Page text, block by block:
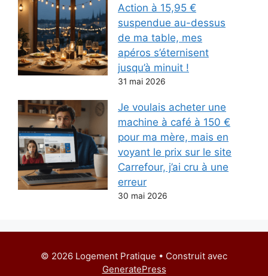
Action à 15,95 €
suspendue au-dessus
de ma table, mes
apéros s’éternisent
jusqu’à minuit !
31 mai 2026
Je voulais acheter une
machine à café à 150 €
pour ma mère, mais en
voyant le prix sur le site
Carrefour, j’ai cru à une
erreur
30 mai 2026
© 2026 Logement Pratique • Construit avec
GeneratePress